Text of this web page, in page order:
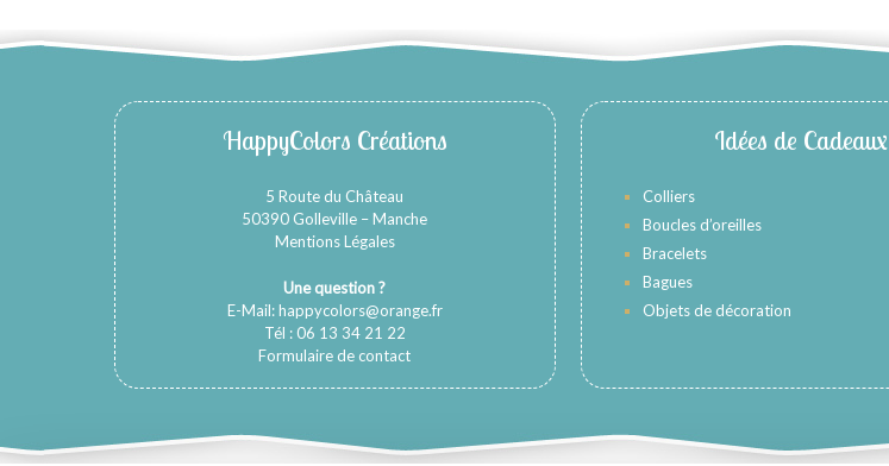
HappyColors Créations
5 Route du Château
50390 Golleville – Manche
Mentions Légales
Une question ?
E-Mail:happycolors@orange.fr
Tél : 06 13 34 21 22
Formulaire de contact
Idées de Cadeaux
Colliers
Boucles d’oreilles
Bracelets
Bagues
Objets de décoration